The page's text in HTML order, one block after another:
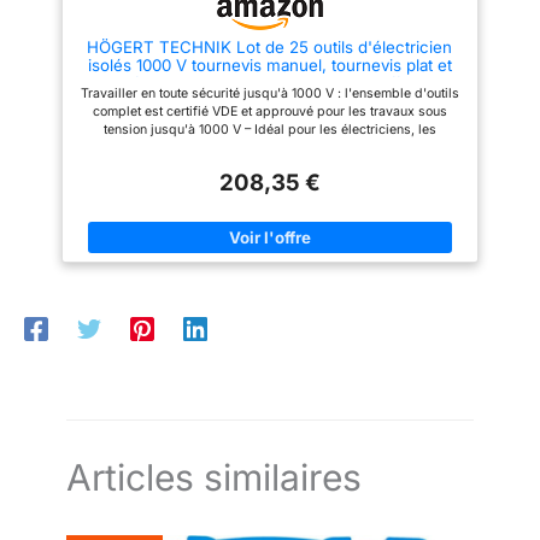
HÖGERT TECHNIK Lot de 25 outils d'électricien
isolés 1000 V tournevis manuel, tournevis plat et
plastique
Travailler en toute sécurité jusqu'à 1000 V : l'ensemble d'outils
complet est certifié VDE et approuvé pour les travaux sous
tension jusqu'à 1000 V – Idéal pour les électriciens, les
douille, un couteau, un testeur de tension, un cliquet, une pince
installations électriques MATÉRIAUX ROBUSTES : tournevis en
acier S2 avec pointe magnétique, pinces et clés en acier au
chrome-vanadium - durables, précis et adaptés à un usage
& LES ARTISANTS : Idéal pour la réparation, l'entretien et
208,35 €
Articles similaires